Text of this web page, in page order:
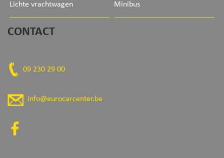
Lichte vrachtwagen Minibus
CONTACT
09 230 29 00
info@eurocarcenter.be